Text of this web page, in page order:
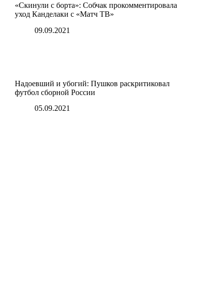
«Скинули с борта»: Собчак прокомментировала
уход Канделаки с «Матч ТВ»
09.09.2021
Надоевший и убогий: Пушков раскритиковал
футбол сборной России
05.09.2021